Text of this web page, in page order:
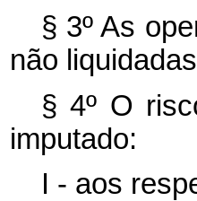
§ 3º As
não
§ 4º O
imputado:
I - aos